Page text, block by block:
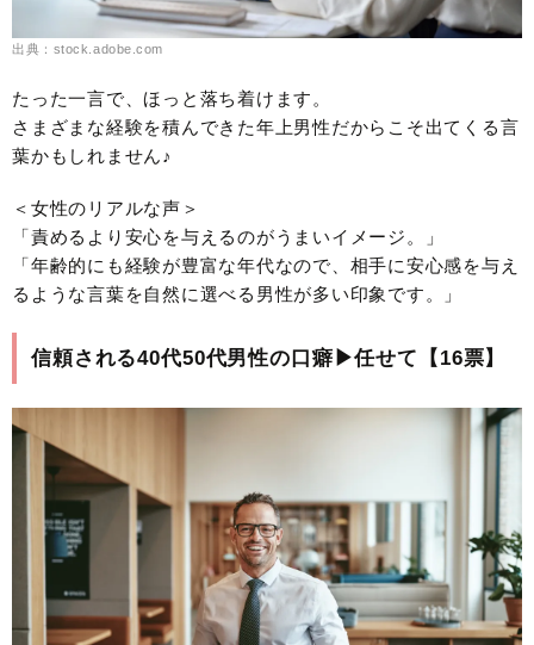
出典：stock.adobe.com
たった一言で、ほっと落ち着けます。
さまざまな経験を積んできた年上男性だからこそ出てくる言
葉かもしれません♪
＜女性のリアルな声＞
「責めるより安心を与えるのがうまいイメージ。」
「年齢的にも経験が豊富な年代なので、相手に安心感を与え
るような言葉を自然に選べる男性が多い印象です。」
信頼される40代50代男性の口癖▶︎任せて【16票】